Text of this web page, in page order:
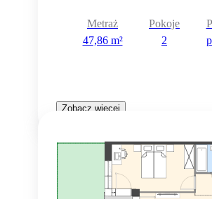
Metraż
47,86 m²
Pokoje
2
Zobacz więcej